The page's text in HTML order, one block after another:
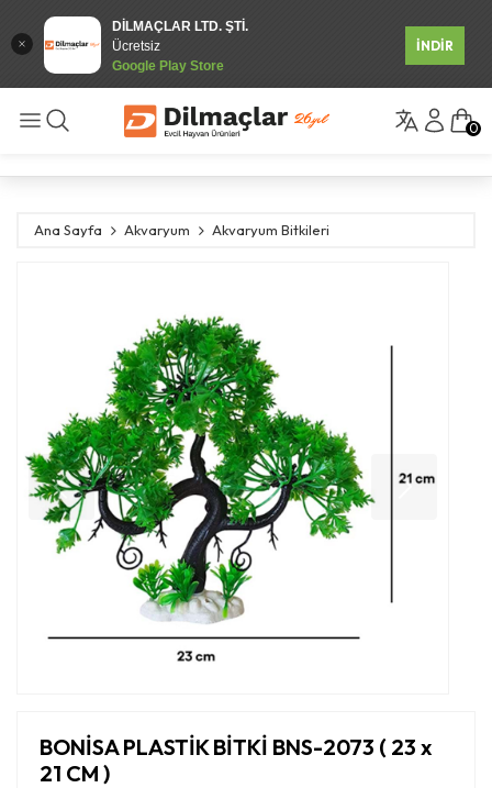
DİLMAÇLAR LTD. ŞTİ.
Ücretsiz
Google Play Store
İNDİR
0
Ana Sayfa Akvaryum Akvaryum Bitkileri
BONİSA PLASTİK BİTKİ BNS-2073 ( 23 x
21 CM )